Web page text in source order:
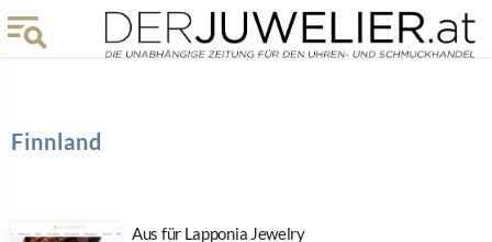
Finnland
Aus für Lapponia Jewelry